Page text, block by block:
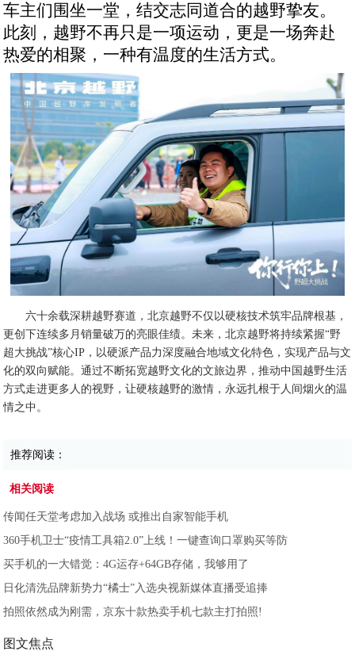
车主们围坐一堂，结交志同道合的越野挚友。
此刻，越野不再只是一项运动，更是一场奔赴
热爱的相聚，一种有温度的生活方式。
六十余载深耕越野赛道，北京越野不仅以硬核技术筑牢品牌根基，
更创下连续多月销量破万的亮眼佳绩。未来，北京越野将持续紧握“野
超大挑战”核心IP，以硬派产品力深度融合地域文化特色，实现产品与文
化的双向赋能。通过不断拓宽越野文化的文旅边界，推动中国越野生活
方式走进更多人的视野，让硬核越野的激情，永远扎根于人间烟火的温
情之中。
推荐阅读：
相关阅读
传闻任天堂考虑加入战场 或推出自家智能手机
360手机卫士“疫情工具箱2.0”上线！一键查询口罩购买等防
买手机的一大错觉：4G运存+64GB存储，我够用了
日化清洗品牌新势力“橘士”入选央视新媒体直播受追捧
拍照依然成为刚需，京东十款热卖手机七款主打拍照!
图文焦点